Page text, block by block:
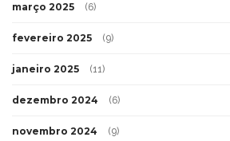
março 2025 (6)
fevereiro 2025 (9)
janeiro 2025 (11)
dezembro 2024 (6)
novembro 2024 (9)